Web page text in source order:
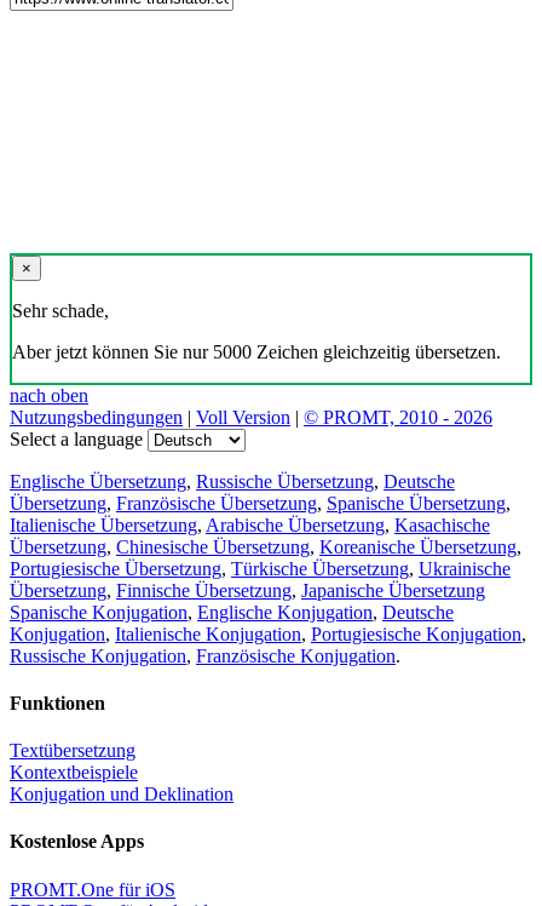
×
Sehr schade,
Aber jetzt können Sie nur 5000 Zeichen gleichzeitig übersetzen.
nach oben
Nutzungsbedingungen | Voll Version | © PROMT, 2010 - 2026
Select a language
Englische Übersetzung, Russische Übersetzung, Deutsche
Übersetzung, Französische Übersetzung, Spanische Übersetzung,
Italienische Übersetzung, Arabische Übersetzung, Kasachische
Übersetzung, Chinesische Übersetzung, Koreanische Übersetzung,
Portugiesische Übersetzung, Türkische Übersetzung, Ukrainische
Übersetzung, Finnische Übersetzung, Japanische Übersetzung
Spanische Konjugation, Englische Konjugation, Deutsche
Konjugation, Italienische Konjugation, Portugiesische Konjugation,
Russische Konjugation, Französische Konjugation.
Funktionen
Textübersetzung
Kontextbeispiele
Konjugation und Deklination
Kostenlose Apps
PROMT.One für iOS